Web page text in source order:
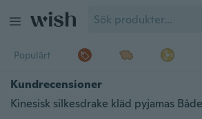
Populärt
Kundrecensioner